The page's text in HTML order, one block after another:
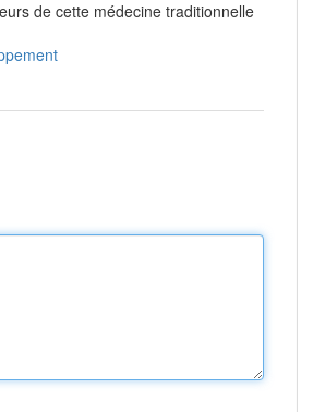
de cette médecine traditionnelle